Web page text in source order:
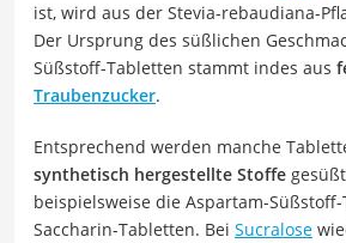
ist, wird aus der Stevia-rebaudiana-
Der Ursprung des süßlichen
Süßstoff-Tabletten stammt indes aus
Traubenzucker.
Entsprechend werden manche
synthetisch hergestellte Stoffe
beispielsweise die Aspartam-
Saccharin-Tabletten. Bei Sucralose